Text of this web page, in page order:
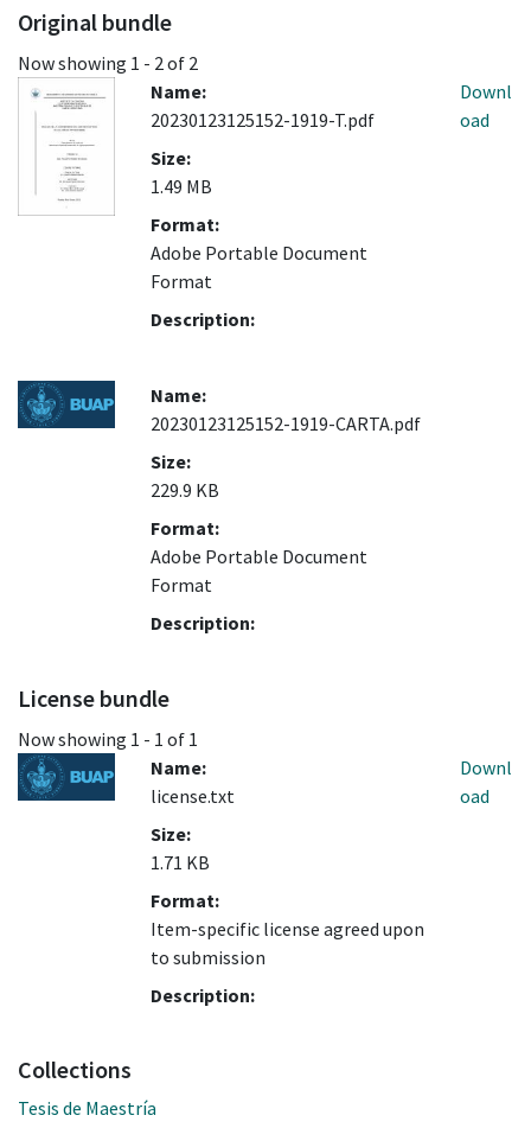
Original bundle
Now showing 1 - 2 of 2
Name:
20230123125152-1919-T.pdf
Size:
1.49 MB
Format:
Adobe Portable Document
Format
Description:
Downl
oad
Name:
20230123125152-1919-CARTA.pdf
Size:
229.9 KB
Format:
Adobe Portable Document
Format
Description:
License bundle
Now showing 1 - 1 of 1
Name:
license.txt
Size:
1.71 KB
Format:
Item-specific license agreed upon
to submission
Description:
Downl
oad
Collections
Tesis de Maestría